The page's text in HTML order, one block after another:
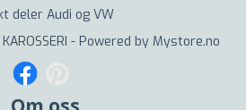
deler Audi og VW
- Powered by Mystore.no